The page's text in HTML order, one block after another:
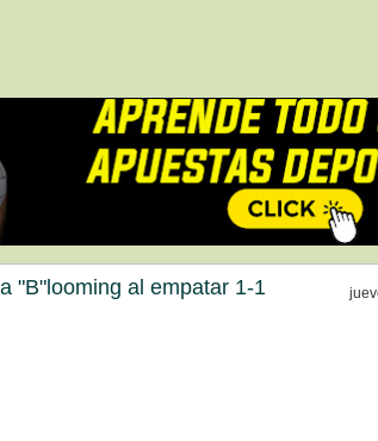
"B"looming al empatar 1-1